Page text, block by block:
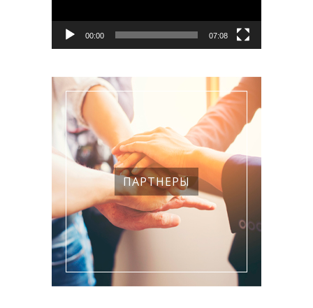
00:00 07:08
ПАРТНЕРЫ